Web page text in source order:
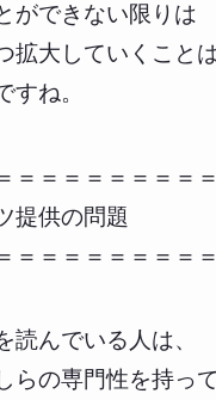
ができない限りは
拡大していくこと
すね。
＝＝＝＝＝＝＝＝＝
提供の問題
＝＝＝＝＝＝＝＝＝
読んでいる人は、
らの専門性を持って